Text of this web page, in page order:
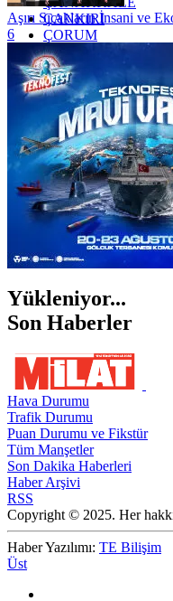
ÇANKIRI
ÇORUM
İSTANBUL
İZMİR
ŞANLIURFA
ŞIRNAK
Aşırı Sıcakların İnsani ve
6
Yükleniyor...
Son Haberler
Hava Durumu
Trafik Durumu
Puan Durumu ve Fikstür
Tüm Manşetler
Son Dakika Haberleri
Haber Arşivi
RSS
Copyright © 2025. Her hakkı
Haber Yazılımı: TE Bilişim
Üst